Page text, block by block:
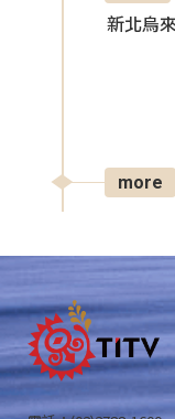
新北烏
more